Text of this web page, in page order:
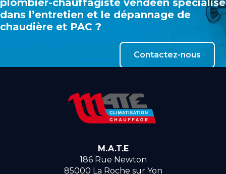
dans l’entretien et le dépannage de
chaudière et PAC ?
Contactez-nous
M.A.T.E
186 Rue Newton
85000 La Roche sur Yon